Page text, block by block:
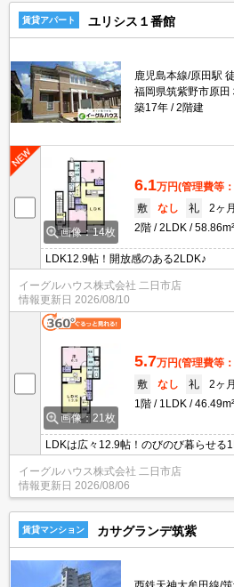
賃貸アパート ユリシス１番館
鹿児島本線/原田駅
福岡県筑紫野市原田
築17年
2階建
画像：14枚
6.1万円(管理費等
敷
なし 礼
2ヶ月
2階
2LDK 58.86m²
LDK12.9帖！開放感のある2LDK♪
イーグルハウス株式会社 二日市店
情報更新日 2026/08/10
画像：21枚
5.7万円(管理費等
敷
なし 礼
2ヶ月
1階
1LDK 46.49m²
LDKは広々12.9帖！のびのび暮らせる
イーグルハウス株式会社 二日市店
情報更新日 2026/08/06
賃貸マンション カサグランデ筑紫